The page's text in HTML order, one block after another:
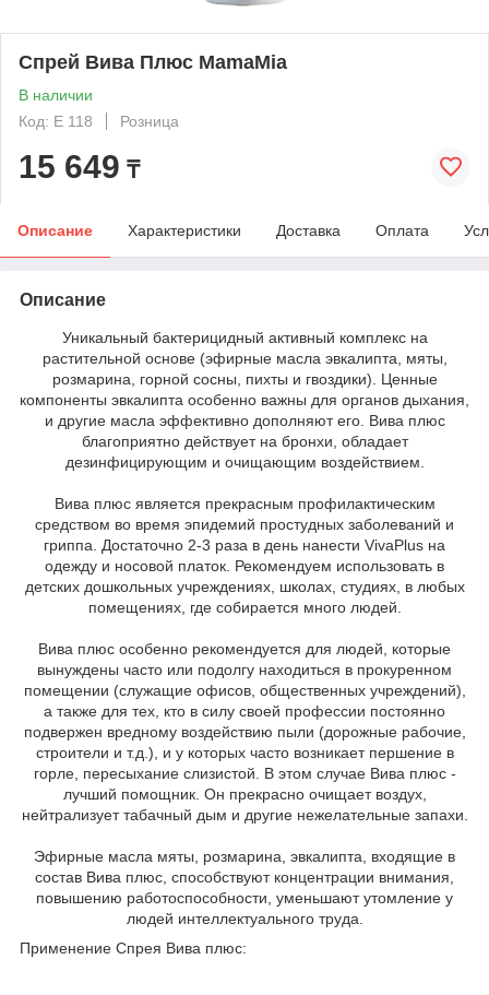
Спрей Вива Плюс MamaMia
В наличии
Код: E 118
Розница
15 649 ₸
Описание Характеристики Доставка Оплата
Описание
Уникальный бактерицидный активный комплекс на
растительной основе (эфирные масла эвкалипта, мяты,
розмарина, горной сосны, пихты и гвоздики). Ценные
компоненты эвкалипта особенно важны для органов дыхания,
и другие масла эффективно дополняют его. Вива плюс
благоприятно действует на бронхи, обладает
дезинфицирующим и очищающим воздействием.
Вива плюс является прекрасным профилактическим
средством во время эпидемий простудных заболеваний и
гриппа. Достаточно 2-3 раза в день нанести VivaPlus на
одежду и носовой платок. Рекомендуем использовать в
детских дошкольных учреждениях, школах, студиях, в любых
помещениях, где собирается много людей.
Вива плюс особенно рекомендуется для людей, которые
вынуждены часто или подолгу находиться в прокуренном
помещении (служащие офисов, общественных учреждений),
а также для тех, кто в силу своей профессии постоянно
подвержен вредному воздействию пыли (дорожные рабочие,
строители и т.д.), и у которых часто возникает першение в
горле, пересыхание слизистой. В этом случае Вива плюс -
лучший помощник. Он прекрасно очищает воздух,
нейтрализует табачный дым и другие нежелательные запахи.
Эфирные масла мяты, розмарина, эвкалипта, входящие в
состав Вива плюс, способствуют концентрации внимания,
повышению работоспособности, уменьшают утомление у
людей интеллектуального труда.
Применение Спрея Вива плюс: